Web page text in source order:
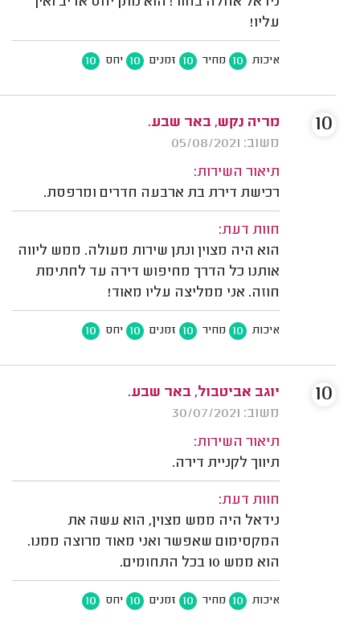
עליו!
איכות 10 מחיר 10 זמנים 10 יחס 10
מריה נקש, באר שבע.
משוב: 05/08/2021
תיאור השירות:
רכישת דירת בת ארבעה חדרים ומרפסת.
חוות דעת:
הוא היה מצוין ונתן שירות מעולה. ממש ליווה
אותנו כל הדרך מחיפוש דירה עד לחתימת
חוזה. אני ממליצה עליו מאוד!
איכות 10 מחיר 10 זמנים 10 יחס 10
10
יוגב אביטבול, באר שבע.
משוב: 30/07/2021
תיאור השירות:
תיווך לקניית דירה.
חוות דעת:
נידאל היה ממש מצוין, הוא עשה את
המקסימום שאפשר ואני מאוד מרוצה ממנו.
הוא ממש 10 בכל התחומים.
איכות 10 מחיר 10 זמנים 10 יחס 10
10